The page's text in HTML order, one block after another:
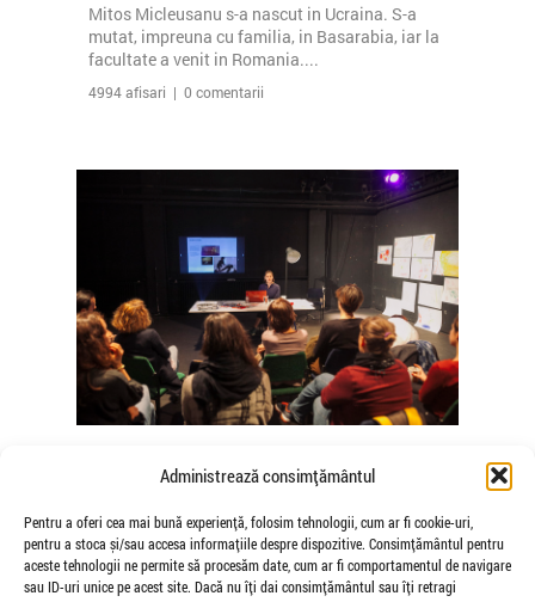
Administrează consimțământul
Pentru a oferi cea mai bună experiență, folosim tehnologii, cum ar fi cookie-uri,
pentru a stoca și/sau accesa informațiile despre dispozitive. Consimțământul pentru
aceste tehnologii ne permite să procesăm date, cum ar fi comportamentul de navigare
sau ID-uri unice pe acest site. Dacă nu îți dai consimțământul sau îți retragi
Mitos Micleusanu s-a nascut in Ucraina. S-a
mutat, impreuna cu familia, in Basarabia, iar la
facultate a venit in Romania....
4994 afisari | 0 comentarii
Somatice susținute de coregrafele
Mădălina Dan și Valentina De Piante
Niculae
de Veioza Arte